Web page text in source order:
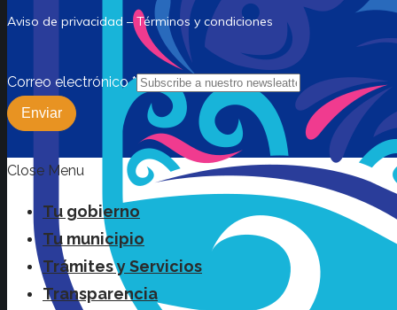
Aviso de privacidad – Términos y condiciones
Correo electrónico*
Enviar
Close Menu
Tu gobierno
Tu municipio
Trámites y Servicios
Transparencia